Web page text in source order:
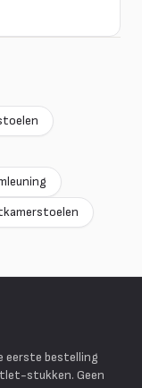
eerste bestelling
stukken. Geen